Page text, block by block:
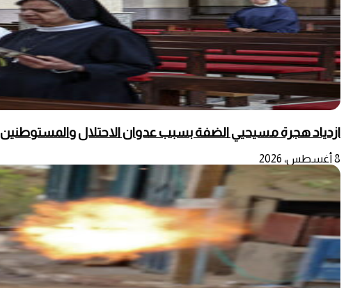
ازدياد هجرة مسيحيي الضفة بسبب عدوان الاحتلال والمستوطنين
8 أغسطس، 2026